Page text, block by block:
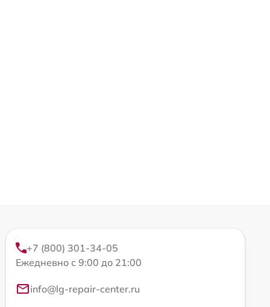
+7 (800) 301-34-05
Ежедневно с 9:00 до 21:00
info@lg-repair-center.ru